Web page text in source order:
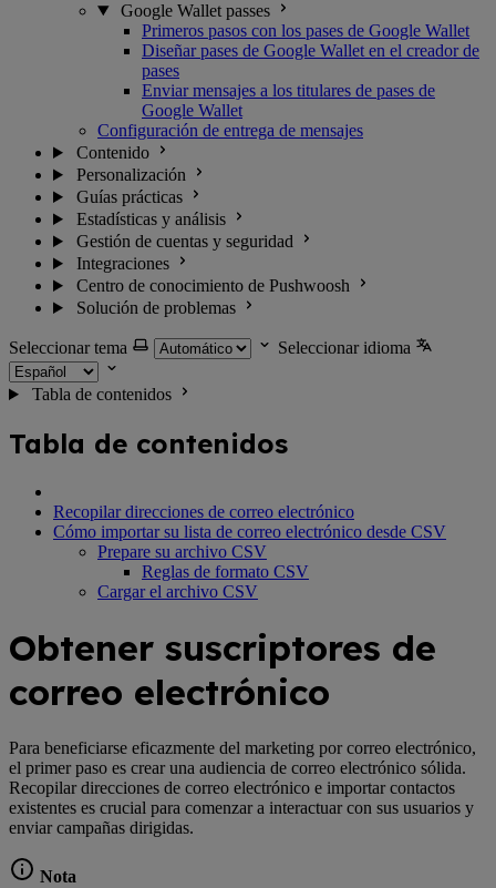
Google Wallet passes
Primeros pasos con los pases de Google Wallet
Diseñar pases de Google Wallet en el creador de
pases
Enviar mensajes a los titulares de pases de
Google Wallet
Configuración de entrega de mensajes
Contenido
Personalización
Guías prácticas
Estadísticas y análisis
Gestión de cuentas y seguridad
Integraciones
Centro de conocimiento de Pushwoosh
Solución de problemas
Seleccionar tema Seleccionar idioma
Tabla de contenidos
Tabla de contenidos
Recopilar direcciones de correo electrónico
Cómo importar su lista de correo electrónico desde CSV
Prepare su archivo CSV
Reglas de formato CSV
Cargar el archivo CSV
Obtener suscriptores de
correo electrónico
Para beneficiarse eficazmente del marketing por correo electrónico,
el primer paso es crear una audiencia de correo electrónico sólida.
Recopilar direcciones de correo electrónico e importar contactos
existentes es crucial para comenzar a interactuar con sus usuarios y
enviar campañas dirigidas.
Nota